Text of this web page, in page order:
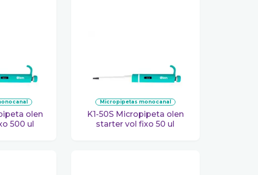
500 ul
micropipetas monocanal
K1-50S Micropipeta olen
starter vol fixo 50 ul